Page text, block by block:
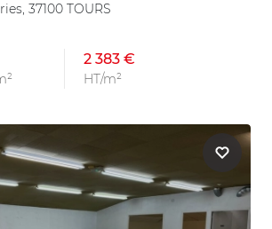
37100 TOURS
2 383 €
HT/m²